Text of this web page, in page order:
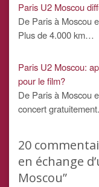
Paris U2 Moscou
De Paris à Moscou
Plus de 4.000 km…
Paris U2 Moscou:
pour le film?
De Paris à Moscou
concert
20
en échange
Moscou”